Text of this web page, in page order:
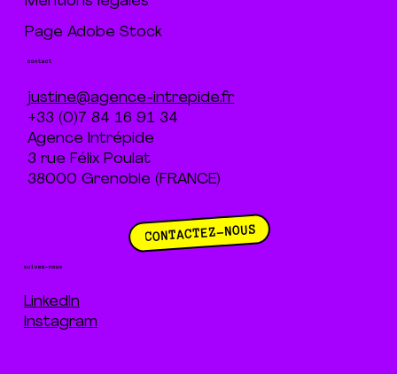
Page Adobe Stock
suivez-nous
LinkedIn
Instagram
contact
justine@agence-intrepide.fr
+33 (0)7 84 16 91 34
Agence Intrépide
3 rue Félix Poulat
38000 Grenoble (FRANCE)
CONTACTEZ-NOUS